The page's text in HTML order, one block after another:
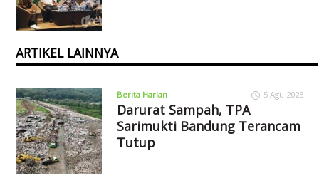
ARTIKEL LAINNYA
Berita Harian 5 Agu 2023
Darurat Sampah, TPA
Sarimukti Bandung Terancam
Tutup